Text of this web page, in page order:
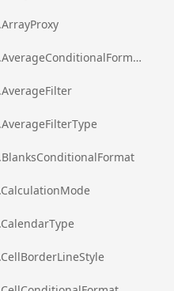
ig.excel.AverageConditionalFormat